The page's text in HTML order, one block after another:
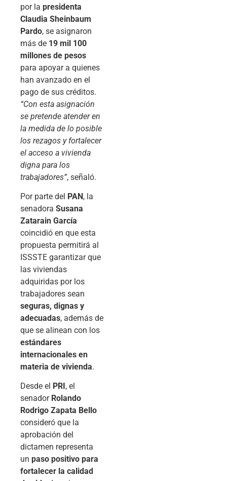
por la presidenta
Claudia Sheinbaum
Pardo, se asignaron
más de 19 mil 100
millones de pesos
para apoyar a quienes
han avanzado en el
pago de sus créditos.
“Con esta asignación
se pretende atender en
la medida de lo posible
los rezagos y fortalecer
el acceso a vivienda
digna para los
trabajadores”, señaló.
Por parte del PAN, la
senadora Susana
Zatarain García
coincidió en que esta
propuesta permitirá al
ISSSTE garantizar que
las viviendas
adquiridas por los
trabajadores sean
seguras, dignas y
adecuadas, además de
que se alinean con los
estándares
internacionales en
materia de vivienda.
Desde el PRI , el
senador Rolando
Rodrigo Zapata Bello
consideró que la
aprobación del
dictamen representa
un paso positivo para
fortalecer la calidad